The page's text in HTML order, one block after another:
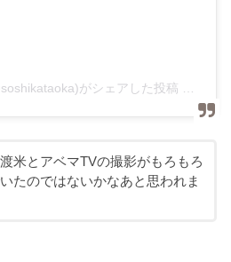
がシェアした投稿 –
米とアベマTVの撮影がもろもろ
たのではないかなあと思われま